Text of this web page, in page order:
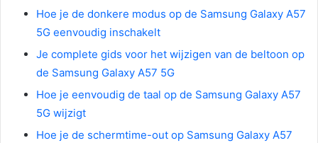
Hoe je de donkere modus op de Samsung Galaxy A57
5G eenvoudig inschakelt
Je complete gids voor het wijzigen van de beltoon op
de Samsung Galaxy A57 5G
Hoe je eenvoudig de taal op de Samsung Galaxy A57
5G wijzigt
Hoe je de schermtime-out op Samsung Galaxy A57